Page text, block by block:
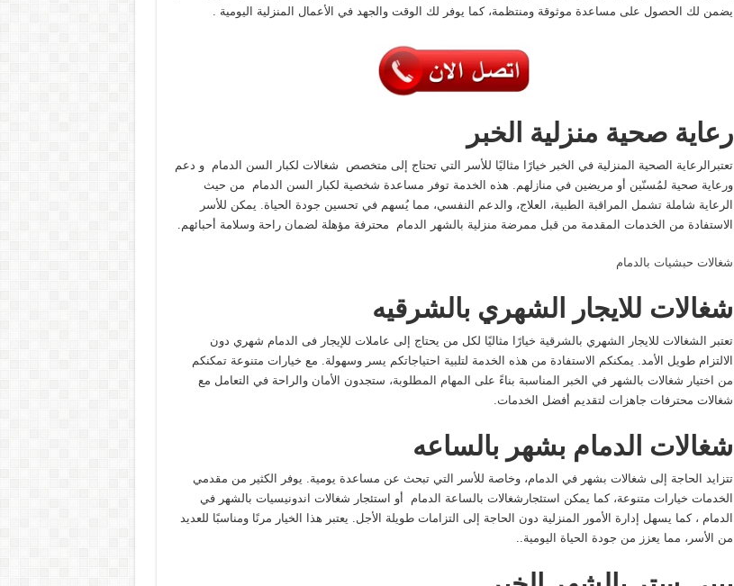
يضمن لك الحصول على مساعدة موثوقة ومنتظمة، كما يوفر لك الوقت والجهد في الأعمال المنزلية اليومية .
رعاية صحية منزلية الخبر
تعتبرالرعاية الصحية المنزلية في الخبر خيارًا مثاليًا للأسر التي تحتاج إلى متخصص شغالات لكبار السن الدمام و دعم
ورعاية صحية لمُسنّين أو مريضين في منازلهم. هذه الخدمة توفر مساعدة شخصية لكبار السن الدمام من حيث
الرعاية شاملة تشمل المراقبة الطبية، العلاج، والدعم النفسي، مما يُسهم في تحسين جودة الحياة. يمكن للأسر
الاستفادة من الخدمات المقدمة من قبل ممرضة منزلية بالشهر الدمام محترفة مؤهلة لضمان راحة وسلامة أحبائهم.
شغالات حبشيات بالدمام
شغالات للايجار الشهري بالشرقيه
تعتبر الشغالات للايجار الشهري بالشرقية خيارًا مثاليًا لكل من يحتاج إلى عاملات للإيجار فى الدمام شهري دون
الالتزام طويل الأمد. يمكنكم الاستفادة من هذه الخدمة لتلبية احتياجاتكم يسر وسهولة. مع خيارات متنوعة تمكنكم
من اختيار شغالات بالشهر في الخبر المناسبة بناءً على المهام المطلوبة، ستجدون الأمان والراحة في التعامل مع
شغالات محترفات جاهزات لتقديم أفضل الخدمات.
شغالات الدمام بشهر بالساعه
تتزايد الحاجة إلى شغالات بشهر في الدمام، وخاصة للأسر التي تبحث عن مساعدة يومية. يوفر الكثير من مقدمي
الخدمات خيارات متنوعة، كما يمكن استئجارشغالات بالساعة الدمام أو استئجار شغالات اندونيسيات بالشهر في
الدمام ، كما يسهل إدارة الأمور المنزلية دون الحاجة إلى التزامات طويلة الأجل. يعتبر هذا الخيار مرنًا ومناسبًا للعديد
من الأسر، مما يعزز من جودة الحياة اليومية..